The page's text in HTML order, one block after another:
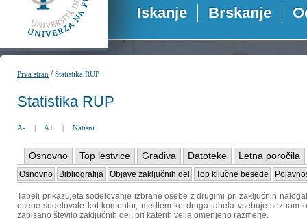
Iskanje Brskanje
Prva stran /Statistika RUP
Statistika RUP
A- | A+ | Natisni
Osnovno Top lestvice Gradiva Datoteke Letna poročila
Osnovno Bibliografija Objave zaključnih del Top ključne besede
Tabeli prikazujeta sodelovanje izbrane osebe z drugimi pri zaključnih
osebe sodelovale kot komentor, medtem ko druga tabela vsebuje
zapisano število zaključnih del, pri katerih velja omenjeno razmerje.